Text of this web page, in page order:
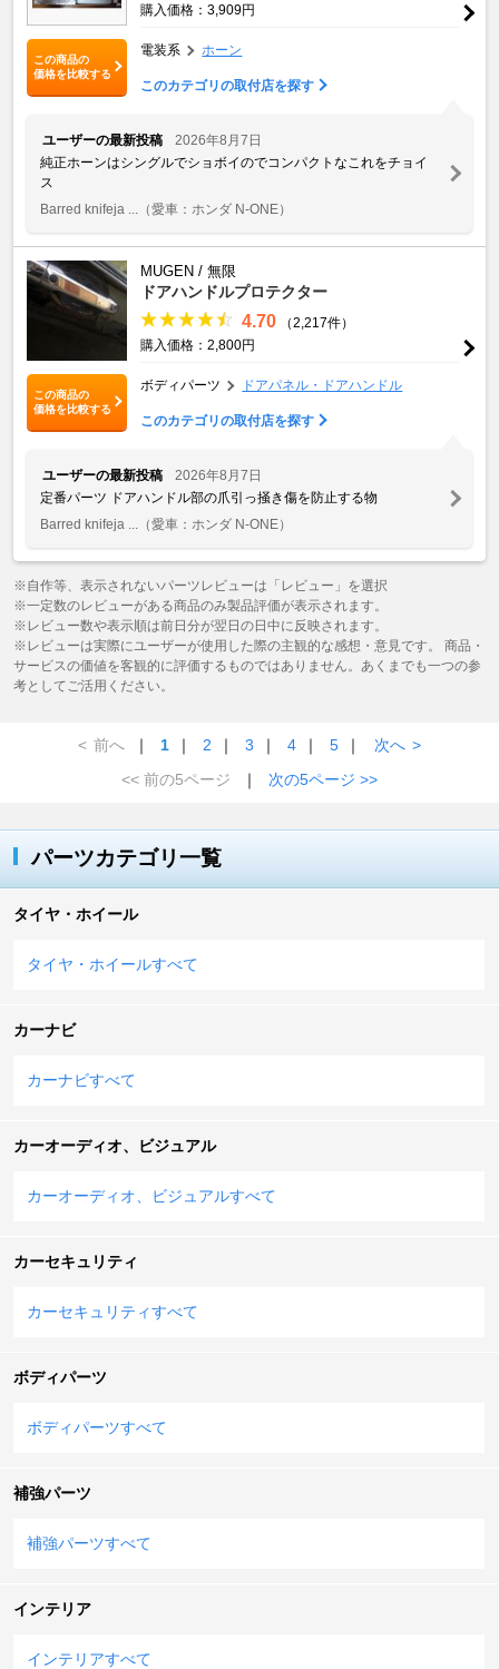
この商品の
価格を比較する
購入価格：3,909円
電装系 ホーン
このカテゴリの取付店を探す
ユーザーの最新投稿
2026年8月7日
純正ホーンはシングルでショボイのでコンパクトなこれをチョイ
ス
Barred knifeja ...
（愛車：ホンダ N-ONE）
この商品の
価格を比較する
MUGEN / 無限
ドアハンドルプロテクター
4.70
（2,217件）
購入価格：2,800円
ボディパーツ ドアパネル・ドアハンドル
このカテゴリの取付店を探す
ユーザーの最新投稿
2026年8月7日
定番パーツ ドアハンドル部の爪引っ掻き傷を防止する物
Barred knifeja ...
（愛車：ホンダ N-ONE）
※自作等、表示されないパーツレビューは「レビュー」を選択
※一定数のレビューがある商品のみ製品評価が表示されます。
※レビュー数や表示順は前日分が翌日の日中に反映されます。
※レビューは実際にユーザーが使用した際の主観的な感想・意見です。 商品・
サービスの価値を客観的に評価するものではありません。あくまでも一つの参
考としてご活用ください。
< 前へ ｜ 1 ｜ 2 ｜ 3 ｜ 4 ｜ 5 ｜ 次へ >
<< 前の5ページ
｜ 次の5ページ >>
パーツカテゴリ一覧
タイヤ・ホイール
タイヤ・ホイールすべて
カーナビ
カーナビすべて
カーオーディオ、ビジュアル
カーオーディオ、ビジュアルすべて
カーセキュリティ
カーセキュリティすべて
ボディパーツ
ボディパーツすべて
補強パーツ
補強パーツすべて
インテリア
インテリアすべて